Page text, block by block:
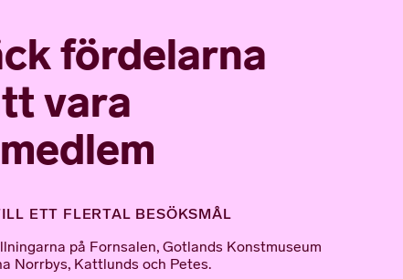
fördelarna
vara
ETT FLERTAL BESÖKSMÅL
på Fornsalen, Gotlands Konstmuseum
Norrbys, Kattlunds och Petes.